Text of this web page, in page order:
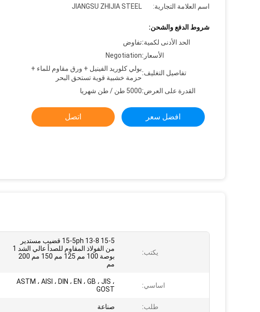
اسم العلامة التجارية:
JIANGSU ZHIJIA STEEL
شروط الدفع والشحن:
الحد الأدنى لكمية:تفاوض
الأسعار:Negotiation
تفاصيل التغليف:
بولي كلوريد الفينيل + ورق مقاوم للماء +
حزمة خشبية قوية تستحق البحر
القدرة على العرض:5000 طن / طن شهريا
افضل سعر اتصل
يكتب:
15-5 13-8 15-5ph قضيب مستدير
من الفولاذ المقاوم للصدأ عالي الشد 1
بوصة 100 مم 125 مم 150 مم 200
مم
اساسي:
ASTM ، AISI ، DIN ، EN ، GB ، JIS ،
GOST
طلب: صناعة